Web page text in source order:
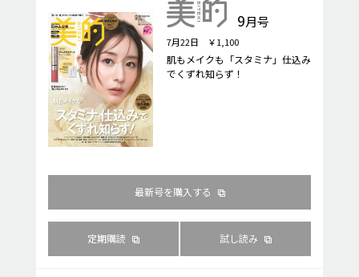
9月号
7月22日 ￥1,100
肌もメイクも「スタミナ」仕込み
でくずれ知らず！
最新号を購入する
定期購読 試し読み